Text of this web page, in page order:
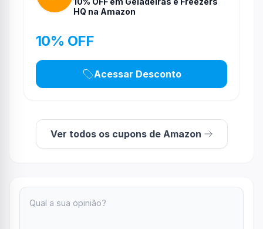
HQ na Amazon
10% OFF
Acessar Desconto
Ver todos os cupons de Amazon